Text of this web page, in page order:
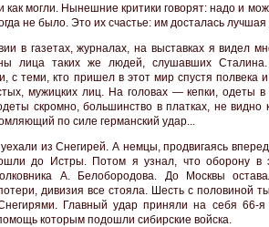
как могли. Нынешние критики говорят: надо и
не было. Это их счастье: им досталась лучшая
в газетах, журналах, на выставках я видел
лица таких же людей, слушавших
с теми, кто пришел в этот мир спустя полвека
мужицких лиц. На головах — кепки, одеты в
скромно, большинство в платках, не видно
по силе германский удар...
из Снегирей. А немцы, продвигаясь
до Истры. Потом я узнал, что оборону в
А. Белобородова. До Москвы
дивизия все стояла. Шесть с половиной
Главный удар приняли на себя 66-я
которым подошли сибирские войска.